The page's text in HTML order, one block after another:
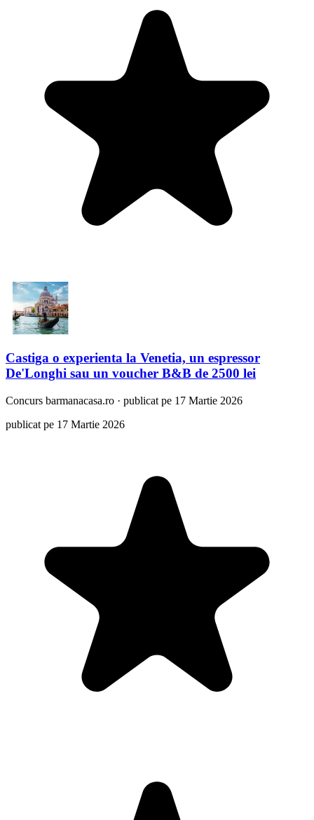
Castiga o experienta la Venetia, un espressor
De'Longhi sau un voucher B&B de 2500 lei
Concurs barmanacasa.ro · publicat pe 17 Martie 2026
publicat pe 17 Martie 2026